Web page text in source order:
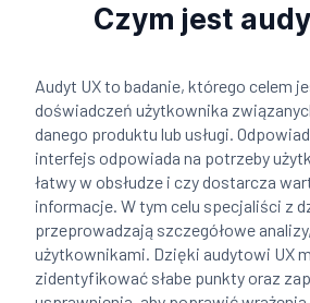
Czym jest
Audyt UX to badanie, którego celem
doświadczeń użytkownika
danego produktu lub usługi.
interfejs odpowiada na potrzeby
łatwy w obsłudze i czy dostarcza
informacje. W tym celu specjaliści z
przeprowadzają szczegółowe
użytkownikami. Dzięki audytowi UX
zidentyfikować słabe punkty oraz